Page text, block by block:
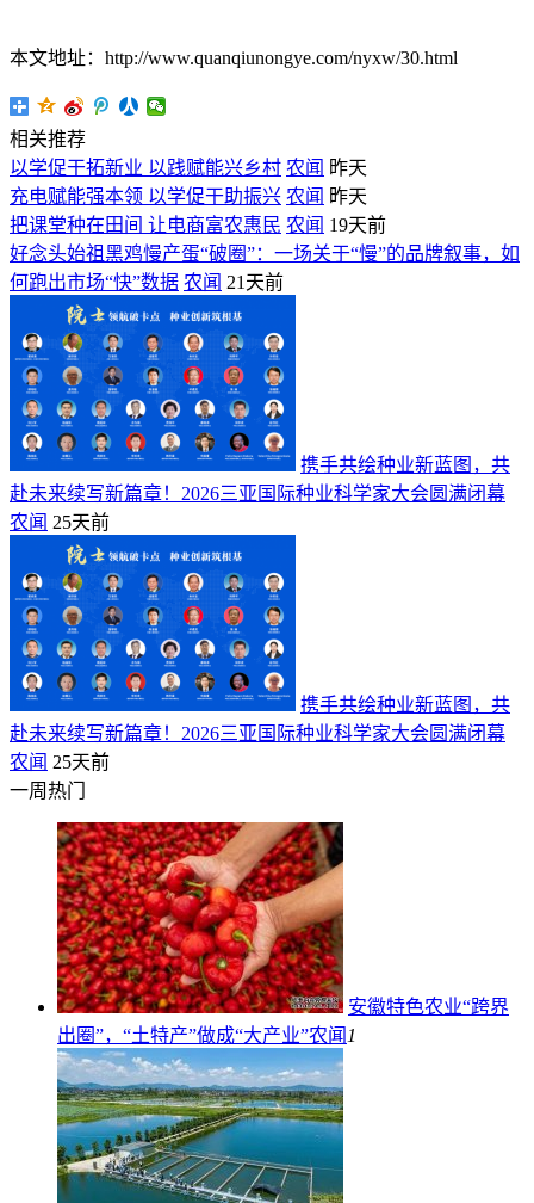
本文地址：http://www.quanqiunongye.com/nyxw/30.html
相关推荐
以学促干拓新业 以践赋能兴乡村 农闻 昨天
充电赋能强本领 以学促干助振兴 农闻 昨天
把课堂种在田间 让电商富农惠民 农闻 19天前
好念头始祖黑鸡慢产蛋“破圈”：一场关于“慢”的品牌叙事，如
何跑出市场“快”数据 农闻 21天前
携手共绘种业新蓝图，共
赴未来续写新篇章！2026三亚国际种业科学家大会圆满闭幕
农闻 25天前
携手共绘种业新蓝图，共
赴未来续写新篇章！2026三亚国际种业科学家大会圆满闭幕
农闻 25天前
一周热门
安徽特色农业“跨界
出圈”，“土特产”做成“大产业”农闻1